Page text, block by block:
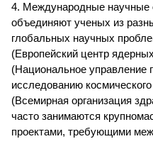
4. Международные научные
объединяют ученых из
глобальных научных
(Европейский центр
(Национальное управление
исследованию
(Всемирная организация
часто занимаются
проектами, требующими